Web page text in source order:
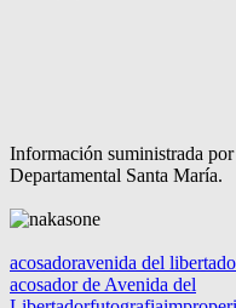
Información suministrada
Departamental Santa María.
acosadoravenida del
acosador de Avenida del